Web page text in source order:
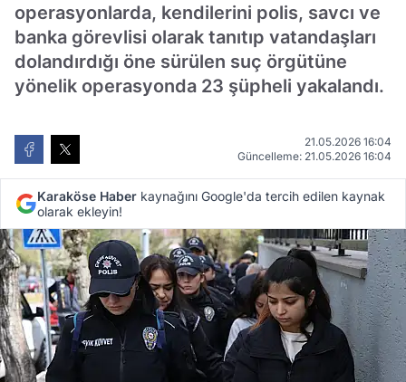
operasyonlarda, kendilerini polis, savcı ve
banka görevlisi olarak tanıtıp vatandaşları
dolandırdığı öne sürülen suç örgütüne
yönelik operasyonda 23 şüpheli yakalandı.
21.05.2026 16:04
Güncelleme: 21.05.2026 16:04
Karaköse Haber kaynağını Google'da tercih edilen kaynak
olarak ekleyin!